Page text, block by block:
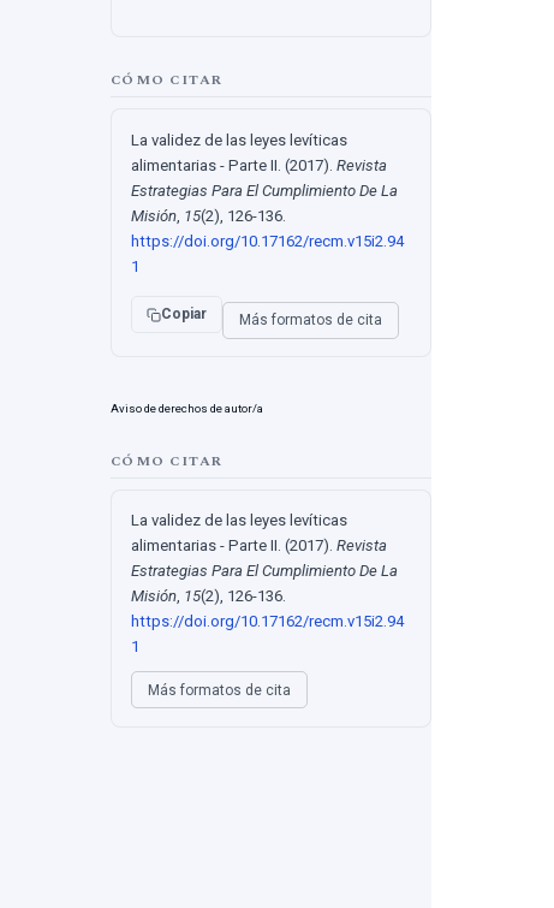
CÓMO CITAR
La validez de las leyes levíticas
alimentarias - Parte II. (2017). Revista
Estrategias Para El Cumplimiento De La
Misión 15(2), 126-136.
https://doi.org/10.17162/recm.v15i2.94
1
Copiar Más formatos de cita
Aviso de derechos de autor/a
CÓMO CITAR
La validez de las leyes levíticas
alimentarias - Parte II. (2017). Revista
Estrategias Para El Cumplimiento De La
Misión, 15(2), 126-136.
https://doi.org/10.17162/recm.v15i2.94
1
Más formatos de cita